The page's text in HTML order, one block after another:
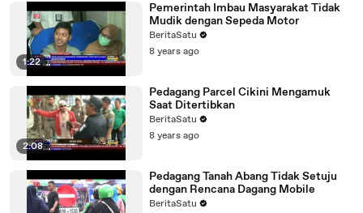
1:22
Pemerintah Imbau Masyarakat Tidak
Mudik dengan Sepeda Motor
BeritaSatu
8 years ago
2:08
Pedagang Parcel Cikini Mengamuk
Saat Ditertibkan
BeritaSatu
8 years ago
Pedagang Tanah Abang Tidak Setuju
dengan Rencana Dagang Mobile
BeritaSatu